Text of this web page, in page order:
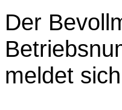
Der
meldet